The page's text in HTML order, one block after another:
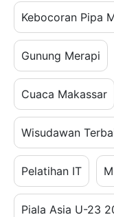
Kebocoran Pipa
Gunung Merapi
Cuaca Makassar
Wisudawan
Pelatihan IT
Piala Asia U-23